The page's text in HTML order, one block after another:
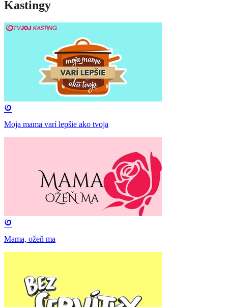
Kastingy
Moja mama varí lepšie ako tvoja
Mama, ožeň ma